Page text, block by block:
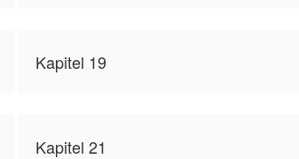
Kapitel 19
Kapitel 21